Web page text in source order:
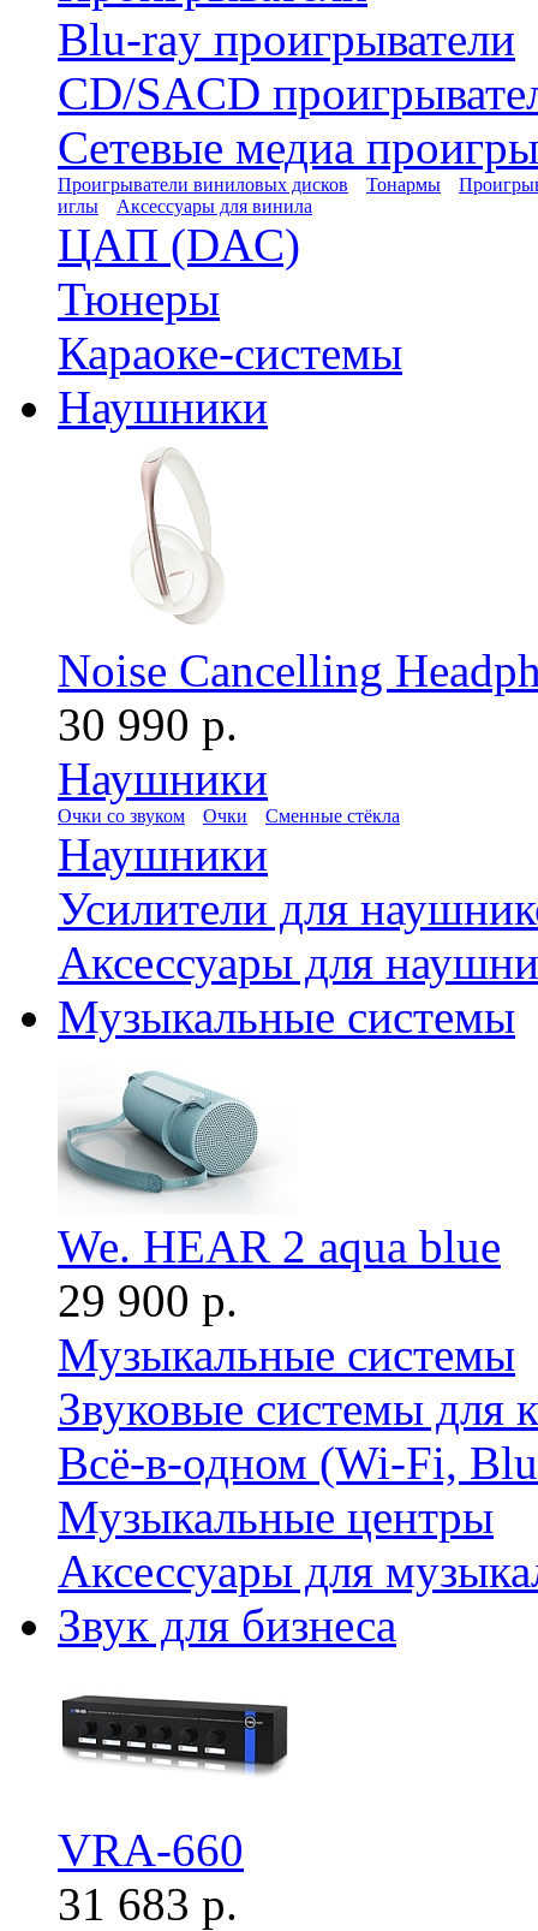
Blu-ray проигрыватели
CD/SACD
Сетевые медиа
Проигрыватели виниловых дисков Тонармы
иглы
Аксессуары для винила
ЦАП (DAC)
Тюнеры
Караоке-системы
Наушники
Noise Cancelling
30 990 р.
Наушники
Очки со звуком Очки Сменные стёкла
Наушники
Усилители для
Аксессуары для
Музыкальные системы
We. HEAR 2 aqua blue
29 900 р.
Музыкальные системы
Звуковые системы для
Всё-в-одном (Wi-Fi,
Музыкальные центры
Аксессуары для
Звук для бизнеса
VRA-660
31 683 р.